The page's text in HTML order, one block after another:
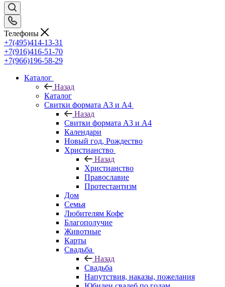
Телефоны
+7(495)414-13-31
+7(916)416-51-70
+7(966)196-58-29
Каталог
Назад
Каталог
Свитки формата А3 и А4
Назад
Свитки формата А3 и А4
Календари
Новый год, Рождество
Христианство
Назад
Христианство
Православие
Протестантизм
Дом
Семья
Любителям Кофе
Благополучие
Животные
Карты
Свадьба
Назад
Свадьба
Напутствия, наказы, пожелания